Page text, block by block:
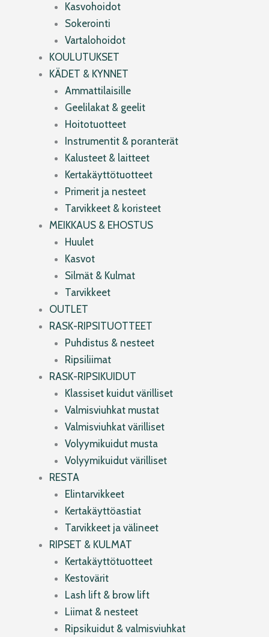
Kasvohoidot
Sokerointi
Vartalohoidot
KOULUTUKSET
KÄDET & KYNNET
Ammattilaisille
Geelilakat & geelit
Hoitotuotteet
Instrumentit & poranterät
Kalusteet & laitteet
Kertakäyttötuotteet
Primerit ja nesteet
Tarvikkeet & koristeet
MEIKKAUS & EHOSTUS
Huulet
Kasvot
Silmät & Kulmat
Tarvikkeet
OUTLET
RASK-RIPSITUOTTEET
Puhdistus & nesteet
Ripsiliimat
RASK-RIPSIKUIDUT
Klassiset kuidut värilliset
Valmisviuhkat mustat
Valmisviuhkat värilliset
Volyymikuidut musta
Volyymikuidut värilliset
RESTA
Elintarvikkeet
Kertakäyttöastiat
Tarvikkeet ja välineet
RIPSET & KULMAT
Kertakäyttötuotteet
Kestovärit
Lash lift & brow lift
Liimat & nesteet
Ripsikuidut & valmisviuhkat